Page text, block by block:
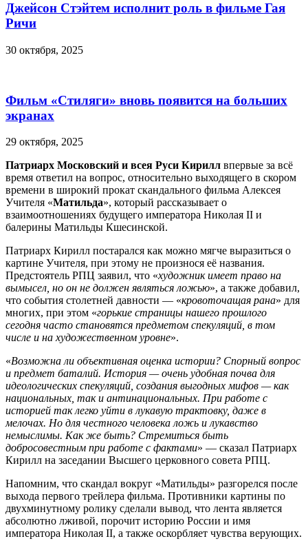
Джейсон Стэйтем исполнит роль в фильме Гая
Ричи
30 октября, 2025
Фильм «Стиляги» вновь появится на больших
экранах
29 октября, 2025
Патриарх Московский и всея Руси Кирилл впервые за всё
время ответил на вопрос, относительно выходящего в скором
времени в широкий прокат скандального фильма Алексея
Учителя «Матильда», который рассказывает о
взаимоотношениях будущего императора Николая II и
балерины Матильды Кшесинской.
Патриарх Кирилл постарался как можно мягче выразиться о
картине Учителя, при этому не произнося её названия.
Предстоятель РПЦ заявил, что «художник имеет право на
вымысел, но он не должен являться ложью», а также добавил,
что события столетней давности — «кровоточащая рана» для
многих, при этом «горькие страницы нашего прошлого
сегодня часто становятся предметом спекуляций, в том
числе и на художественном уровне».
«Возможна ли объективная оценка истории? Спорный вопрос
и предмет баталий. История — очень удобная почва для
идеологических спекуляций, создания выгодных мифов — как
национальных, так и антинациональных. При работе с
историей так легко уйти в лукавую трактовку, даже в
мелочах. Но для честного человека ложь и лукавство
немыслимы. Как же быть? Стремиться быть
добросовестным при работе с фактами» — сказал Патриарх
Кирилл на заседании Высшего церковного совета РПЦ.
Напомним, что скандал вокруг «Матильды» разгорелся после
выхода первого трейлера фильма. Противники картины по
двухминутному ролику сделали вывод, что лента является
абсолютно лживой, порочит историю России и имя
императора Николая II, а также оскорбляет чувства верующих.